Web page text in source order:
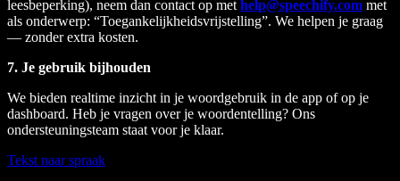
leesbeperking), neem dan contact op met help@speechify.com met
als onderwerp: “Toegankelijkheidsvrijstelling”. We helpen je graag
— zonder extra kosten.
7. Je gebruik bijhouden
We bieden realtime inzicht in je woordgebruik in de app of op je
dashboard. Heb je vragen over je woordentelling? Ons
ondersteuningsteam staat voor je klaar.
Tekst naar spraak